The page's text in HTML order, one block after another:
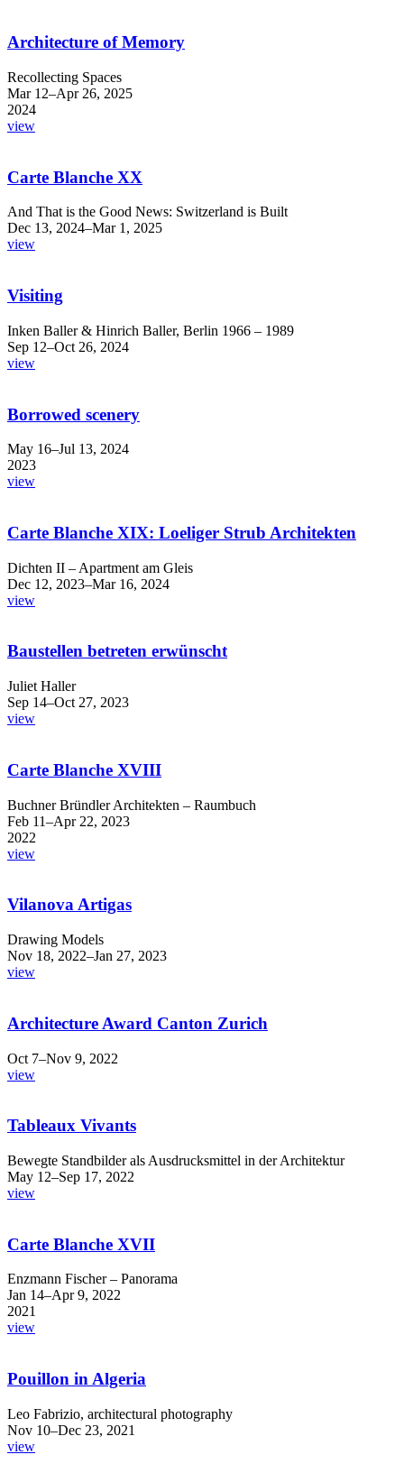
Architecture of Memory
Recollecting Spaces
Mar 12–Apr 26, 2025
2024
view
Carte Blanche XX
And That is the Good News: Switzerland is Built
Dec 13, 2024–Mar 1, 2025
view
Visiting
Inken Baller & Hinrich Baller, Berlin 1966 – 1989
Sep 12–Oct 26, 2024
view
Borrowed scenery
May 16–Jul 13, 2024
2023
view
Carte Blanche XIX: Loeliger Strub Architekten
Dichten II – Apartment am Gleis
Dec 12, 2023–Mar 16, 2024
view
Baustellen betreten erwünscht
Juliet Haller
Sep 14–Oct 27, 2023
view
Carte Blanche XVIII
Buchner Bründler Architekten – Raumbuch
Feb 11–Apr 22, 2023
2022
view
Vilanova Artigas
Drawing Models
Nov 18, 2022–Jan 27, 2023
view
Architecture Award Canton Zurich
Oct 7–Nov 9, 2022
view
Tableaux Vivants
Bewegte Standbilder als Ausdrucksmittel in der Architektur
May 12–Sep 17, 2022
view
Carte Blanche XVII
Enzmann Fischer – Panorama
Jan 14–Apr 9, 2022
2021
view
Pouillon in Algeria
Leo Fabrizio, architectural photography
Nov 10–Dec 23, 2021
view